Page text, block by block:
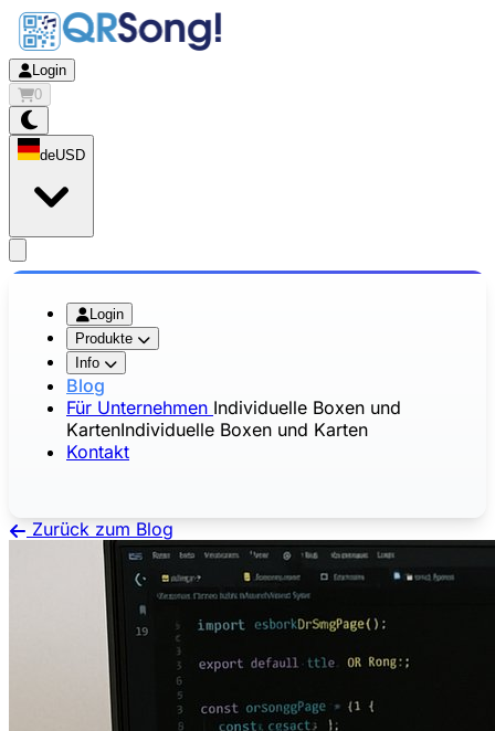
Login
0
deUSD
Login
Produkte
Info
Blog
Für Unternehmen Individuelle Boxen und
KartenIndividuelle Boxen und Karten
Kontakt
Zurück zum Blog